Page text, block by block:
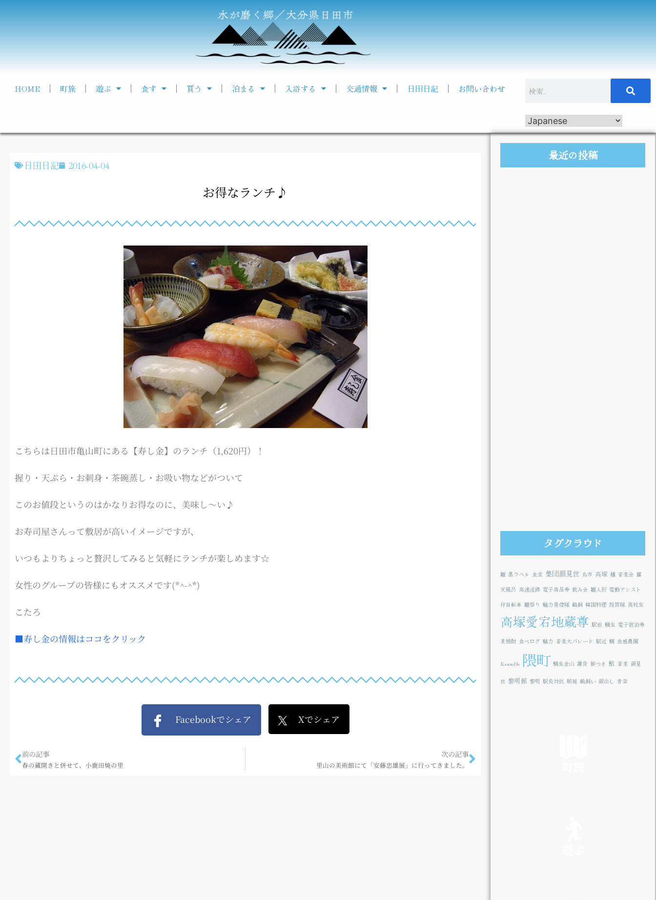
HOME 町旅 遊ぶ 食す 買う 泊まる 入浴する 交通情報 日田日記 お問い合わせ
日田日記 2016-04-04
お得なランチ♪
こちらは日田市亀山町にある【寿し金】のランチ（1,620円）！
握り・天ぷら・お刺身・茶碗蒸し・お吸い物などがついて
このお値段というのはかなりお得なのに、美味し～い♪
お寿司屋さんって敷居が高いイメージですが、
いつもよりちょっと贅沢してみると気軽にランチが楽しめます☆
女性のグループの皆様にもオススメです(*^-^*)
こたろ
■寿し金の情報はココをクリック
Facebookでシェア Xでシェア
前の記事
春の蔵開きと併せて、小鹿田焼の里
次の記事
里山の美術館にて「安藤忠雄展」に行ってきました。
最近の投稿
タグクラウド
雛 黒ラベル 食堂 集団顔見世 鳥市 高塚 麺 音楽会 露
天風呂 高速道路 電子商品券 飲み会 雛人形 電動アシスト
付自転車 雛祭り 魅力発信隊 鵜飼 韓国料理 鼓笛隊 高校生
高塚愛宕地蔵尊 駅前 鯛生 電子宿泊券
麦焼酎 食べログ 魅力 音楽大パレード 駅近 鯛 食感農園
KazetoNe 隈町 鯛生金山 雑貨 餅つき 鮎 音楽 顔見
世 黎明館 黎明 駅長対抗 順延 鵜飼い 顔出し 青空